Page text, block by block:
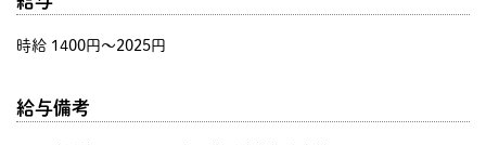
時給 1400円〜2025円
給与備考